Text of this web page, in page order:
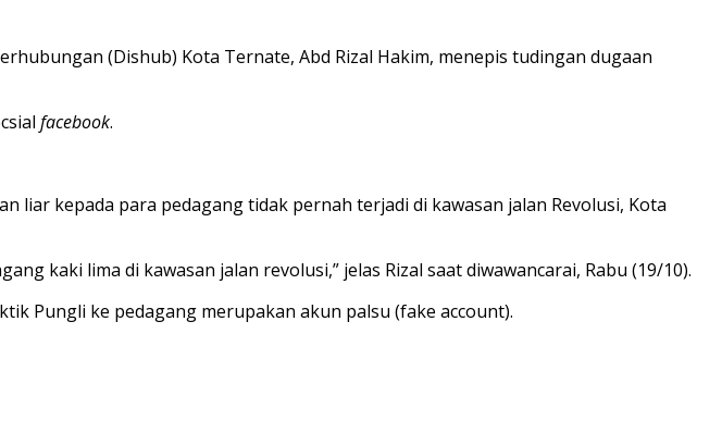
(Dishub) Kota Ternate, Abd Rizal Hakim, menepis tudingan dugaan
facebook.
liar kepada para pedagang tidak pernah terjadi di kawasan jalan Revolusi, Kota
kaki lima di kawasan jalan revolusi,” jelas Rizal saat diwawancarai, Rabu (19/10).
Pungli ke pedagang merupakan akun palsu (fake account).